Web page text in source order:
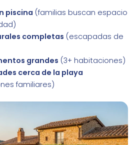
piscina (familias buscan espacio
completas (escapadas de
grandes (3+ habitaciones)
cerca de la playa
familiares)